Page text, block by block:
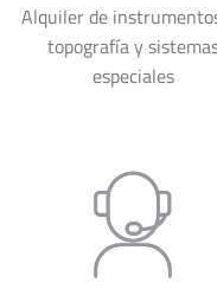
Alquiler de
topografía y
especiales